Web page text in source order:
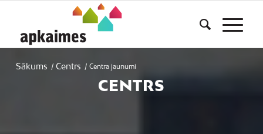
Sākums / Centrs / Centra jaunumi
CENTRS